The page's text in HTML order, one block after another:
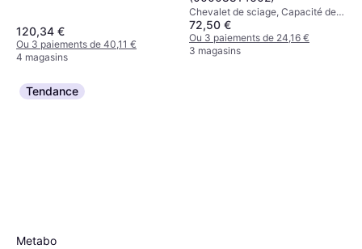
120,34 €
Ou 3 paiements de 40,11 €
4 magasins
Chevalet de sciage, Capacité de
charge (max): 70kg
72,50 €
Ou 3 paiements de 24,16 €
3 magasins
Tendance
Metabo